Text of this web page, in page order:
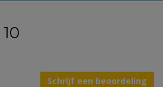
Schrijf een beoordeling